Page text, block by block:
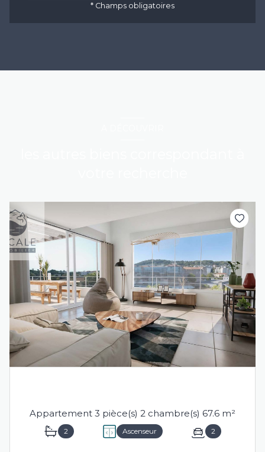
* Champs obligatoires
Appartement 3 pièce(s) 2 chambre(s) 67.6 m²
2 Ascenseur 2